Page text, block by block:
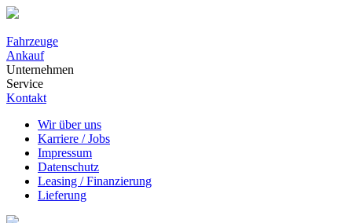
Fahrzeuge
Ankauf
Unternehmen
Service
Kontakt
Wir über uns
Karriere / Jobs
Impressum
Datenschutz
Leasing / Finanzierung
Lieferung